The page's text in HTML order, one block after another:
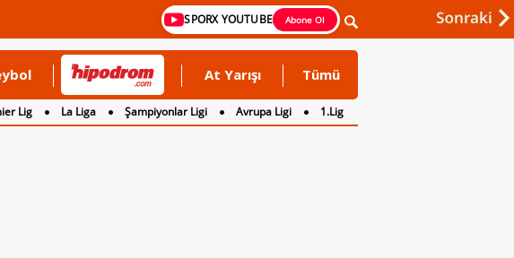
SPORX YOUTUBE Abone Ol
At Yarışı Tümü
Lig La Liga Şampiyonlar Ligi Avrupa Ligi
1.Lig